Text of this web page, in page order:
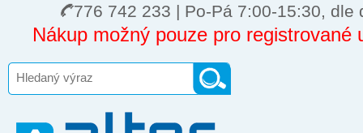
776 742 233 | Po-Pá 7:00-15:30, dle
Nákup možný pouze pro registrované